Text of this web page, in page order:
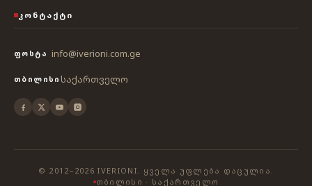
ᲙᲝᲜᲢᲐᲥᲢᲘ
ᲤᲝᲡᲢᲐ info@iverioni.com.ge
ᲗᲑᲘᲚᲘᲡᲘ საქართველო
© 2012–2026 IVERIONI. ᲧᲕᲔᲚᲐ ᲣᲤᲚᲔᲑᲐ ᲓᲐᲪᲣᲚᲘᲐ.
ᲗᲑᲘᲚᲘᲡᲘ · ᲡᲐᲥᲐᲠᲗᲕᲔᲚᲝ